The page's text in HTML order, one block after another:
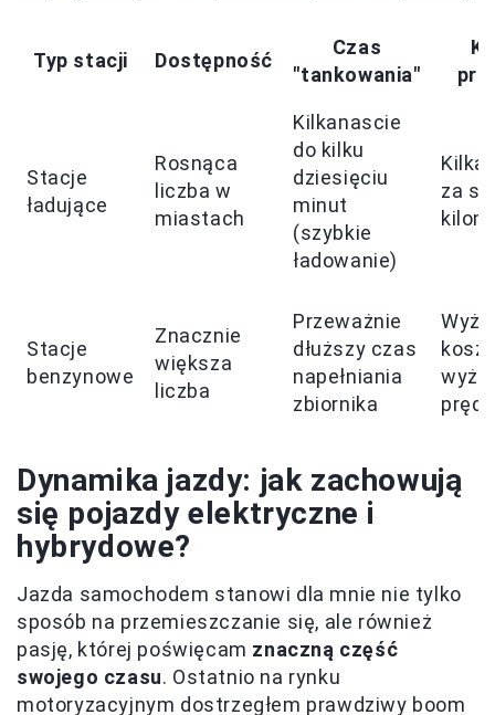
Typ stacji Dostępność
Czas
"tankowania"
Stacje
ładujące
Rosnąca
liczba w
miastach
Kilkanascie
do kilku
dziesięciu
minut
(szybkie
ładowanie)
Kilka
za
Stacje
benzynowe
Znacznie
większa
liczba
Przeważnie
dłuższy czas
napełniania
zbiornika
Dynamika jazdy: jak zachowują
się pojazdy elektryczne i
hybrydowe?
Jazda samochodem stanowi dla mnie nie tylko
sposób na przemieszczanie się, ale również
pasję, której poświęcam znaczną część
swojego czasu. Ostatnio na rynku
motoryzacyjnym dostrzegłem prawdziwy boom